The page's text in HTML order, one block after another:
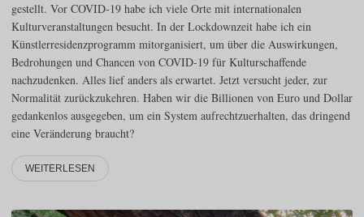
gestellt. Vor COVID-19 habe ich viele Orte mit internationalen
Kulturveranstaltungen besucht. In der Lockdownzeit habe ich ein
Künstlerresidenzprogramm mitorganisiert, um über die Auswirkungen,
Bedrohungen und Chancen von COVID-19 für Kulturschaffende
nachzudenken. Alles lief anders als erwartet. Jetzt versucht jeder, zur
Normalität zurückzukehren. Haben wir die Billionen von Euro und Dollar
gedankenlos ausgegeben, um ein System aufrechtzuerhalten, das dringend
eine Veränderung braucht?
WEITERLESEN